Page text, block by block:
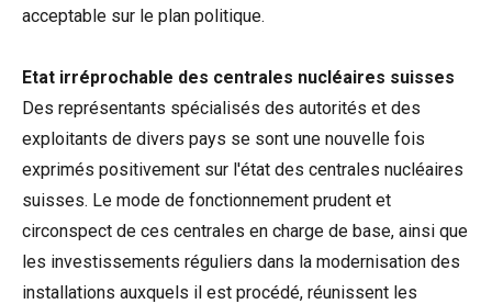
acceptable sur le plan politique.
Etat irréprochable des centrales nucléaires suisses
Des représentants spécialisés des autorités et des
exploitants de divers pays se sont une nouvelle fois
exprimés positivement sur l'état des centrales nucléaires
suisses. Le mode de fonctionnement prudent et
circonspect de ces centrales en charge de base, ainsi que
les investissements réguliers dans la modernisation des
installations auxquels il est procédé, réunissent les